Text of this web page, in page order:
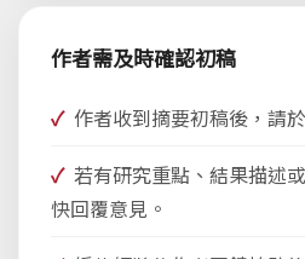
作者需及時確認初稿
作者收到摘要初稿後，請
若有研究重點、結果描述
快回覆意見。